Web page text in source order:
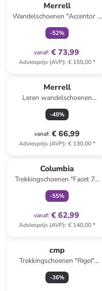
Merrell
Wandelschoenen "Accentor 3
Sport" paars/grijs/zwart
-52%
vanaf: € 73,99
Adviesprijs (AVP): € 155,00*
Merrell
Leren wandelschoenen
''Accentor 3'' zwart
-48%
vanaf: € 66,99
Adviesprijs (AVP): € 130,00*
Columbia
Trekkingschoenen "Facet 75
MID" zwart
-55%
vanaf: € 62,99
Adviesprijs (AVP): € 140,00*
cmp
Trekkingschoenen "Rigel"
donkerblauw/zwart
-36%